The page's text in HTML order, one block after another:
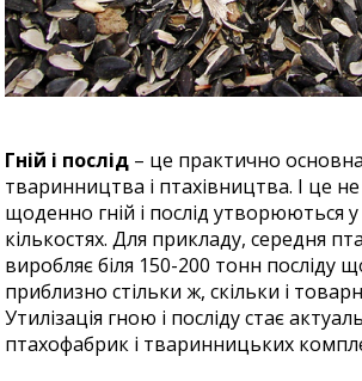
Гній і послід – це практично
тваринництва і птахівництва. І це
щоденно гній і послід утворюються у
кількостях. Для прикладу, середня
виробляє біля 150-200 тонн посліду
приблизно стільки ж, скільки і
Утилізація гною і посліду стає
птахофабрик і тваринницьких